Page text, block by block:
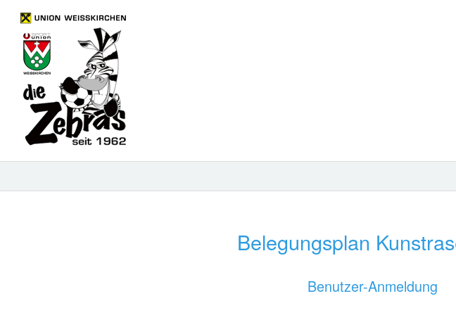
Belegungsplan
Benutzer-Anmeldung